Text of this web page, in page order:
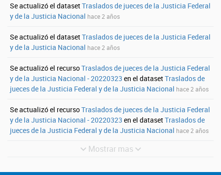
Se actualizó el datasetTraslados de jueces de la Justicia Federal
y de la Justicia Nacional hace 2 años
Se actualizó el datasetTraslados de jueces de la Justicia Federal
y de la Justicia Nacional hace 2 años
Se actualizó el recursoTraslados de jueces de la Justicia Federal
y de la Justicia Nacional - 20220323 en el datasetTraslados de
jueces de la Justicia Federal y de la Justicia Nacional hace 2 años
Se actualizó el recursoTraslados de jueces de la Justicia Federal
y de la Justicia Nacional - 20220323 en el datasetTraslados de
jueces de la Justicia Federal y de la Justicia Nacional hace 2 años
Mostrar mas